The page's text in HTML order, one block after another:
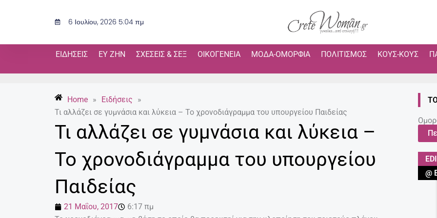
6 Ιουλίου, 2026 5:04 πμ
ΕΙΔΉΣΕΙΣ ΕΥ ΖΗΝ ΣΧΈΣΕΙΣ & ΣΕΞ ΟΙΚΟΓΈΝΕΙΑ ΜΌΔΑ-ΟΜΟΡΦΙΆ ΠΟΛΙΤΙΣΜΌΣ ΚΟΥΣ-ΚΟΥΣ
Home » Ειδήσεις
»
Τι αλλάζει σε γυμνάσια και λύκεια – Το χρονοδιάγραμμα του υπουργείου Παιδείας
Τι αλλάζει σε γυμνάσια και λύκεια –
Το χρονοδιάγραμμα του υπουργείου
Παιδείας
21 Μαΐου, 2017
6:17 πμ
@